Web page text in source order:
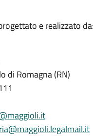
e realizzato da:
di Romagna (RN)